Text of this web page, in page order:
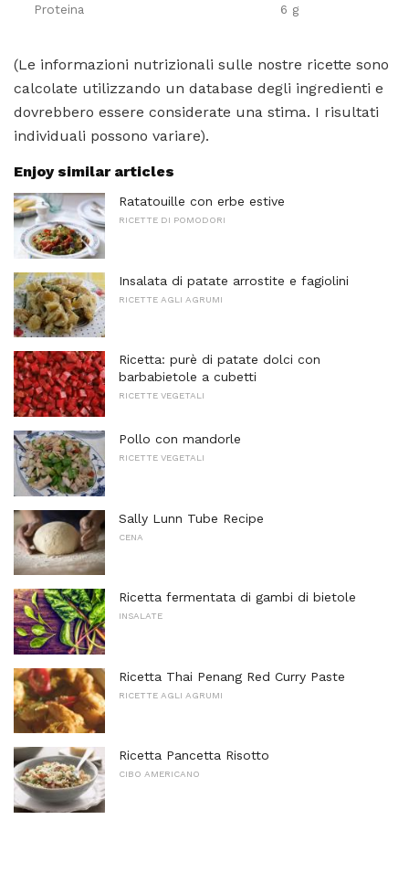
Proteina 6 g
(Le informazioni nutrizionali sulle nostre ricette sono
calcolate utilizzando un database degli ingredienti e
dovrebbero essere considerate una stima. I risultati
individuali possono variare).
Enjoy similar articles
Ratatouille con erbe estive
RICETTE DI POMODORI
Insalata di patate arrostite e fagiolini
RICETTE AGLI AGRUMI
Ricetta: purè di patate dolci con
barbabietole a cubetti
RICETTE VEGETALI
Pollo con mandorle
RICETTE VEGETALI
Sally Lunn Tube Recipe
CENA
Ricetta fermentata di gambi di bietole
INSALATE
Ricetta Thai Penang Red Curry Paste
RICETTE AGLI AGRUMI
Ricetta Pancetta Risotto
CIBO AMERICANO